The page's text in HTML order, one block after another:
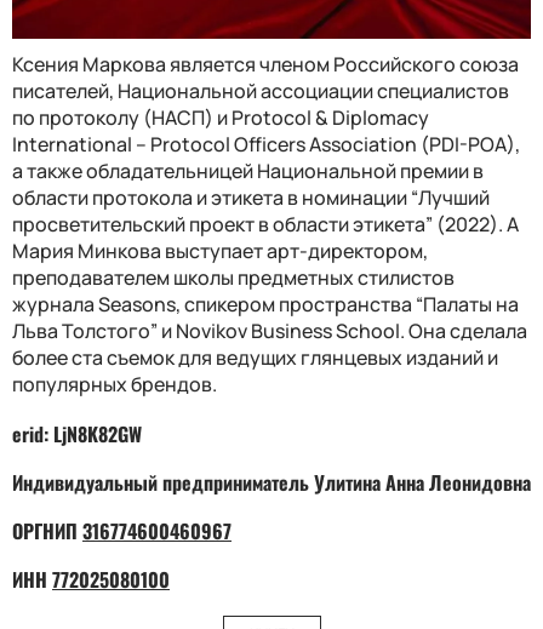
Ксения Маркова является членом Российского союза
писателей, Национальной ассоциации специалистов
по протоколу (НАСП) и Protocol & Diplomacy
International – Protocol Officers Association (PDI-POA),
а также обладательницей Национальной премии в
области протокола и этикета в номинации “Лучший
просветительский проект в области этикета” (2022). А
Мария Минкова выступает арт-директором,
преподавателем школы предметных стилистов
журнала Seasons, спикером пространства “Палаты на
Льва Толстого” и Novikov Business School. Она сделала
более ста съемок для ведущих глянцевых изданий и
популярных брендов.
erid: LjN8K82GW
Индивидуальный предприниматель Улитина Анна Леонидовна
ОРГНИП 316774600460967
ИНН 772025080100